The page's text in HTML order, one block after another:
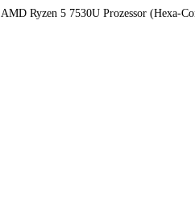
Ryzen 5 7530U Prozessor (Hexa-